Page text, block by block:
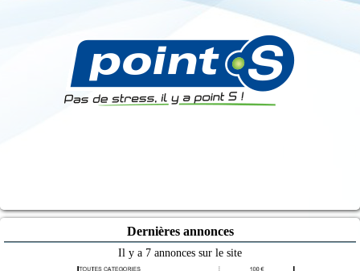
Dernières annonces
Il y a 7 annonces sur le site